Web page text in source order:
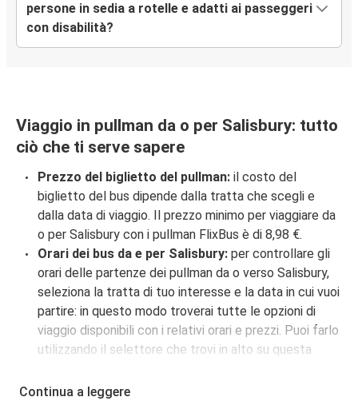
persone in sedia a rotelle e adatti ai passeggeri
con disabilità?
Viaggio in pullman da o per Salisbury: tutto
ciò che ti serve sapere
Prezzo del biglietto del pullman: il costo del
biglietto del bus dipende dalla tratta che scegli e
dalla data di viaggio. Il prezzo minimo per viaggiare da
o per Salisbury con i pullman FlixBus è di 8,98 €.
Orari dei bus da e per Salisbury: per controllare gli
orari delle partenze dei pullman da o verso Salisbury,
seleziona la tratta di tuo interesse e la data in cui vuoi
partire: in questo modo troverai tutte le opzioni di
viaggio disponibili con i relativi orari e prezzi. Puoi farlo
utilizzando il selettore che trovi in alto su questa
interattiva.
Continua a leggere